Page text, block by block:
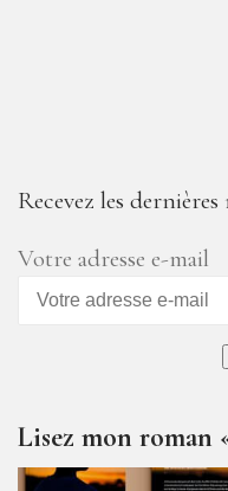
Recevez les
Votre adresse e-mail
Lisez mon roman